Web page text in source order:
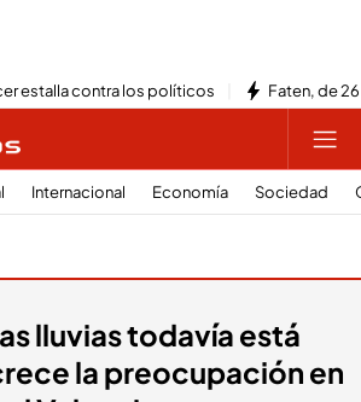
estalla contra los políticos Faten, de
Internacional Economía Sociedad
lluvias todavía está
la preocupación en